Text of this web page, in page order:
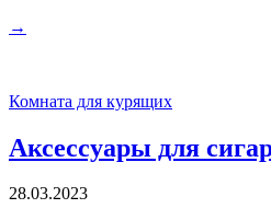
→
Комната для курящих
Аксессуары для
28.03.2023